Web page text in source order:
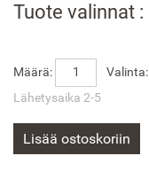
Tuote valinnat :
Määrä:
Valinta:
Lähetysaika 2-5
Lisää ostoskoriin